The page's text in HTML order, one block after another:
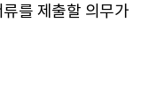
를 제출할 의무가